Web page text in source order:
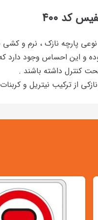
پارچه نازک ، نرم و کشی
و این احساس وجود
کنترل داشته باشند .
از ترکیب نیتریل و